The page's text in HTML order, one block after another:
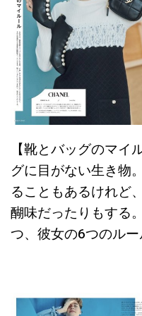
【靴とバッグのマイ
グに目がない生き物
ることもあるけれど
醐味だったりもする
つ、彼女の6つのルー